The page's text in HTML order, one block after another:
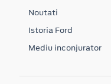
Noutati
Istoria Ford
Mediu inconjurator